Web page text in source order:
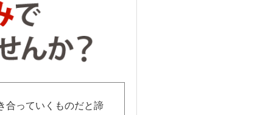
合っていくものだと諦